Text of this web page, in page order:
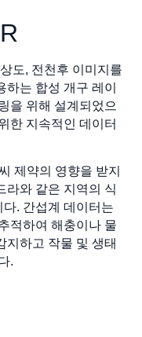
도, 전천후 이미지를
는 합성 개구 레이
을 위해 설계되었으
한 지속적인 데이터
제약의 영향을 받지
라와 같은 지역의 식
. 간섭계 데이터는
적하여 해충이나 물
지하고 작물 및 생태
.